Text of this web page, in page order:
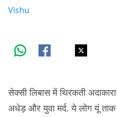
Vishu
सेक्सी लिबास में थिरकती
अधेड़ और युवा मर्द. ये लोग यूं ताक